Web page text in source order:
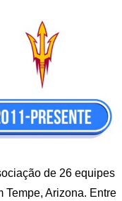
de 26 equipes
Tempe, Arizona. Entre